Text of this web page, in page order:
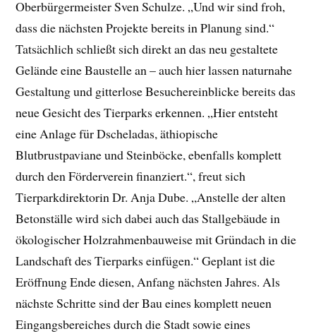
Oberbürgermeister Sven Schulze. „Und wir sind froh,
dass die nächsten Projekte bereits in Planung sind.“
Tatsächlich schließt sich direkt an das neu gestaltete
Gelände eine Baustelle an – auch hier lassen naturnahe
Gestaltung und gitterlose Besuchereinblicke bereits das
neue Gesicht des Tierparks erkennen. „Hier entsteht
eine Anlage für Dscheladas, äthiopische
Blutbrustpaviane und Steinböcke, ebenfalls komplett
durch den Förderverein finanziert.“, freut sich
Tierparkdirektorin Dr. Anja Dube. „Anstelle der alten
Betonställe wird sich dabei auch das Stallgebäude in
ökologischer Holzrahmenbauweise mit Gründach in die
Landschaft des Tierparks einfügen.“ Geplant ist die
Eröffnung Ende diesen, Anfang nächsten Jahres. Als
nächste Schritte sind der Bau eines komplett neuen
Eingangsbereiches durch die Stadt sowie eines